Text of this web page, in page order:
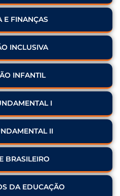
E FINANÇAS
INCLUSIVA
INFANTIL
I
II
BRASILEIRO
DA EDUCAÇÃO